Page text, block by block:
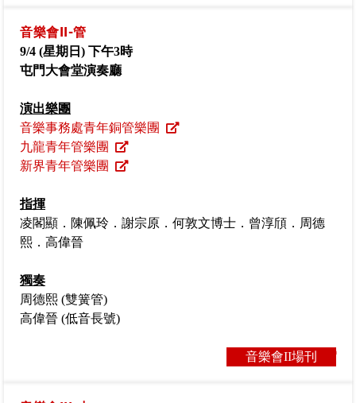
音樂會II-管
9/4 (星期日 ) 下午3時
屯門大會堂演奏廳
演出樂團
音樂事務處青年銅管樂團
九龍青年管樂團
新界青年管樂團
指揮
凌閣顯．陳佩玲．謝宗原．何敦文博士．曾淳頎．周德
熙．高偉晉
獨奏
周德熙 (雙簧管)
高偉晉 (低音長號)
音樂會II場刊